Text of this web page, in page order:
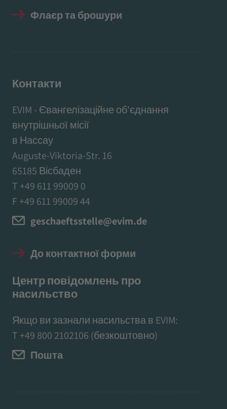
Флаєр та брошури
Контакти
EVIM - Євангелізаційне об'єднання
внутрішньої місії
в Нассау
Auguste-Viktoria-Str. 16
65185 Вісбаден
T +49 611 99009 0
F +49 611 99009 44
geschaeftsstelle@evim.de
До контактної форми
Центр повідомлень про
насильство
Якщо ви зазнали насильства в EVIM:
T +49 800 2102106 (безкоштовно)
Пошта